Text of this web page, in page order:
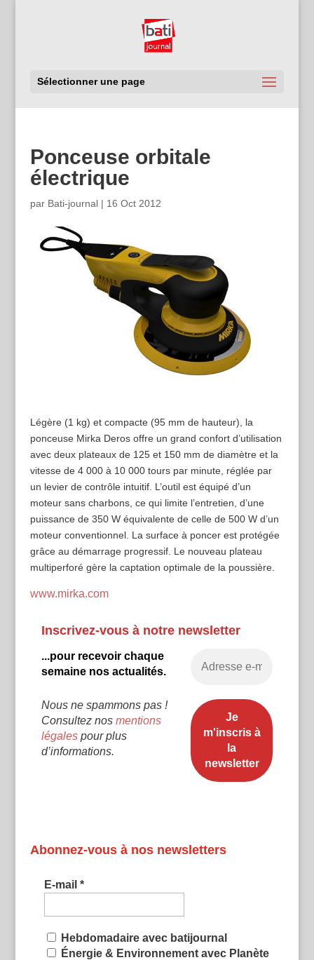
Sélectionner une page
Ponceuse orbitale
électrique
par Bati-journal| 16 Oct 2012
Légère (1 kg) et compacte (95 mm de hauteur), la
ponceuse Mirka Deros offre un grand confort d’utilisation
avec deux plateaux de 125 et 150 mm de diamètre et la
vitesse de 4 000 à 10 000 tours par minute, réglée par
un levier de contrôle intuitif. L’outil est équipé d’un
moteur sans charbons, ce qui limite l’entretien, d’une
puissance de 350 W équivalente de celle de 500 W d’un
moteur conventionnel. La surface à poncer est protégée
grâce au démarrage progressif. Le nouveau plateau
multiperforé gère la captation optimale de la poussière.
www.mirka.com
Inscrivez-vous à notre newsletter
...pour recevoir chaque
semaine nos actualités.
Nous ne spammons pas !
Consultez nos mentions
légalespour plus
d’informations.
Abonnez-vous à nos newsletters
E-mail *
Hebdomadaire avec batijournal
Énergie & Environnement avec Planète